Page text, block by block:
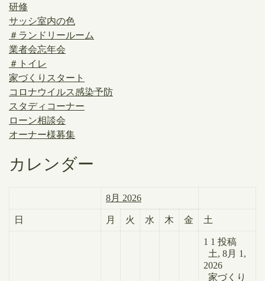
研修
サッシ室内の色
＃ランドリールーム
業者会忘年会
＃トイレ
家づくりスタート
コロナウイルス感染予防
スタディコーナー
ローン相談会
オーナー様募集
カレンダー
8月 2026
日 月 火 水 木 金 土
1 1 投稿
土, 8月 1,
2026
家づくり